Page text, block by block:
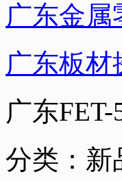
广东金属
广东板材
广东
分类：